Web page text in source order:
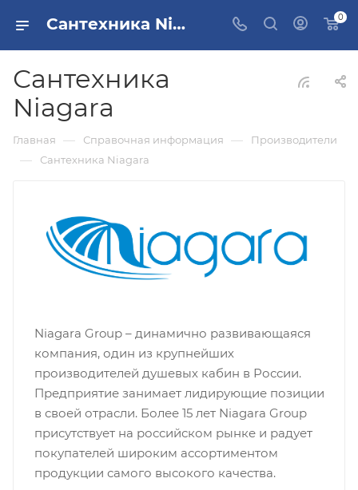
Сантехника Niagara 0
Сантехника
Niagara
Главная — Справочная информация — Производители
— Сантехника Niagara
Niagara Group – динамично развивающаяся
компания, один из крупнейших
производителей душевых кабин в России.
Предприятие занимает лидирующие позиции
в своей отрасли. Более 15 лет Niagara Group
присутствует на российском рынке и радует
покупателей широким ассортиментом
продукции самого высокого качества.